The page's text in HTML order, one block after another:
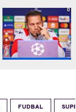
0
FUDBAL